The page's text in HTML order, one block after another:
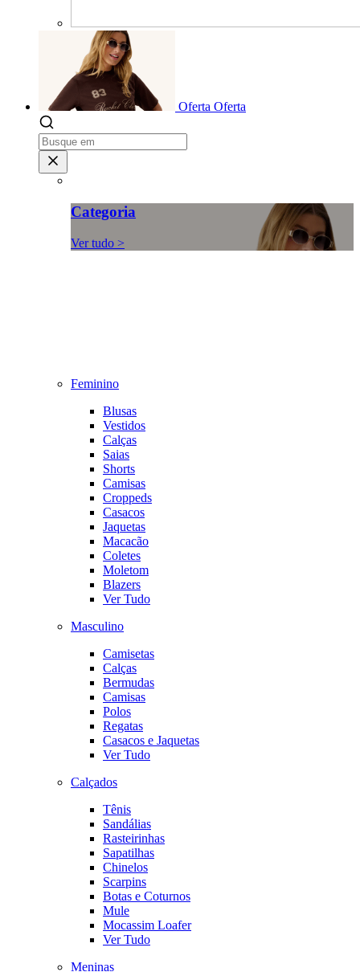
Oferta Oferta
Categoria
Ver tudo >
Feminino
Blusas
Vestidos
Calças
Saias
Shorts
Camisas
Croppeds
Casacos
Jaquetas
Macacão
Coletes
Moletom
Blazers
Ver Tudo
Masculino
Camisetas
Calças
Bermudas
Camisas
Polos
Regatas
Casacos e Jaquetas
Ver Tudo
Calçados
Tênis
Sandálias
Rasteirinhas
Sapatilhas
Chinelos
Scarpins
Botas e Coturnos
Mule
Mocassim Loafer
Ver Tudo
Meninas